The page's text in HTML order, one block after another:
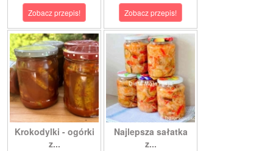
Zobacz przepis! Zobacz przepis!
Krokodylki - ogórki
z...
Najlepsza sałatka
z...